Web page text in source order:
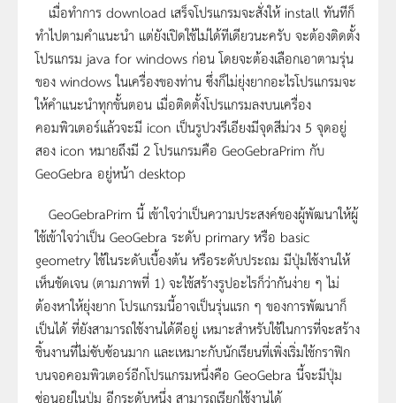
เมื่อทำการ download เสร็จโปรแกรมจะสั่งให้ install ทันทีก็
ทำไปตามคำแนะนำ แต่ยังเปิดใช้ไม่ได้ทีเดียวนะครับ จะต้องติดตั้ง
โปรแกรม java for windows ก่อน โดยจะต้องเลือกเอาตามรุ่น
ของ windows ในเครื่องของท่าน ซึ่งก็ไม่ยุ่งยากอะไรโปรแกรมจะ
ให้คำแนะนำทุกขั้นตอน เมื่อติดตั้งโปรแกรมลงบนเครื่อง
คอมพิวเตอร์แล้วจะมี icon เป็นรูปวงรีเอียงมีจุดสีม่วง 5 จุดอยู่
สอง icon หมายถึงมี 2 โปรแกรมคือ GeoGebraPrim กับ
GeoGebra อยู่หน้า desktop
GeoGebraPrim นี้ เข้าใจว่าเป็นความประสงค์ของผู้พัฒนาให้ผู้
ใช้เข้าใจว่าเป็น GeoGebra ระดับ primary หรือ basic
geometry ใช้ในระดับเบื้องต้น หรือระดับประถม มีปุ่มใช้งานให้
เห็นชัดเจน (ตามภาพที่ 1) จะใช้สร้างรูปอะไรก็ว่ากันง่าย ๆ ไม่
ต้องหาให้ยุ่งยาก โปรแกรมนี้อาจเป็นรุ่นแรก ๆ ของการพัฒนาก็
เป็นได้ ที่ยังสามารถใช้งานได้ดีอยู่ เหมาะสำหรับใช้ในการที่จะสร้าง
ชิ้นงานที่ไม่ซับซ้อนมาก และเหมาะกับนักเรียนที่เพิ่งเริ่มใช้กราฟิก
บนจอคอมพิวเตอร์อีกโปรแกรมหนึ่งคือ GeoGebra นี้จะมีปุ่ม
ซ่อนอยู่ในปุ่ม อีกระดับหนึ่ง สามารถเรียกใช้งานได้